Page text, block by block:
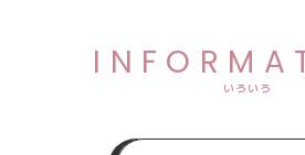
いろいろ